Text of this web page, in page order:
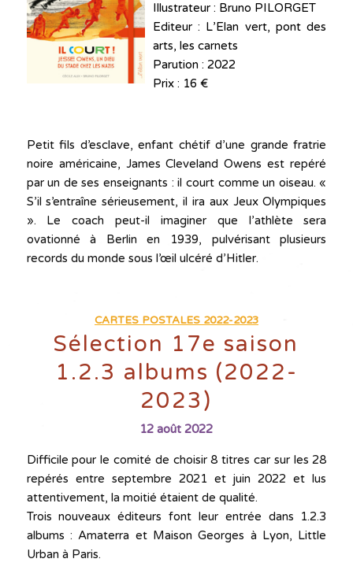
Illustrateur : Bruno PILORGET
Editeur : L’Elan vert, pont des
arts, les carnets
Parution : 2022
Prix : 16 €
Petit fils d’esclave, enfant chétif d’une grande fratrie
noire américaine, James Cleveland Owens est repéré
par un de ses enseignants : il court comme un oiseau. «
S’il s’entraîne sérieusement, il ira aux Jeux Olympiques
». Le coach peut-il imaginer que l’athlète sera
ovationné à Berlin en 1939, pulvérisant plusieurs
records du monde sous l’œil ulcéré d’Hitler.
CARTES POSTALES 2022-2023
Sélection 17e saison
1.2.3 albums (2022-
2023)
12 août 2022
Difficile pour le comité de choisir 8 titres car sur les 28
repérés entre septembre 2021 et juin 2022 et lus
attentivement, la moitié étaient de qualité.
Trois nouveaux éditeurs font leur entrée dans 1.2.3
albums : Amaterra et Maison Georges à Lyon, Little
Urban à Paris.